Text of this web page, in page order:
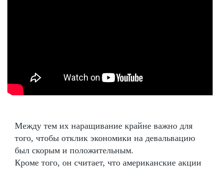
Между тем их наращивание крайне важно для
того, чтобы отклик экономики на девальвацию
был скорым и положительным.
Кроме того, он считает, что американские акции